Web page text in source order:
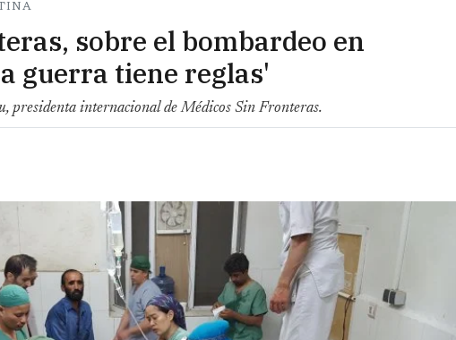
sobre el bombardeo en
guerra tiene reglas'
presidenta internacional de Médicos Sin Fronteras.